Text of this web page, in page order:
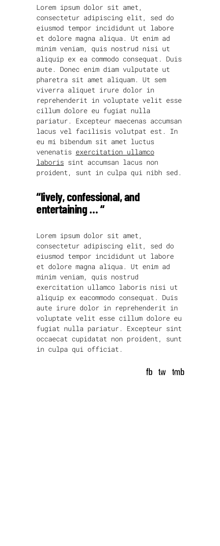
Lorem ipsum dolor sit amet,
consectetur adipiscing elit, sed do
eiusmod tempor incididunt ut labore
et dolore magna aliqua. Ut enim ad
minim veniam, quis nostrud nisi ut
aliquip ex ea commodo consequat. Duis
aute. Donec enim diam vulputate ut
pharetra sit amet aliquam. Ut sem
viverra aliquet irure dolor in
reprehenderit in voluptate velit esse
cillum dolore eu fugiat nulla
pariatur. Excepteur maecenas accumsan
lacus vel facilisis volutpat est. In
eu mi bibendum sit amet luctus
venenatis exercitation ullamco
laboris sint accumsan lacus non
proident, sunt in culpa qui nibh sed.
“lively, confessional, and
entertaining … “
Lorem ipsum dolor sit amet,
consectetur adipiscing elit, sed do
eiusmod tempor incididunt ut labore
et dolore magna aliqua. Ut enim ad
minim veniam, quis nostrud
exercitation ullamco laboris nisi ut
aliquip ex eacommodo consequat. Duis
aute irure dolor in reprehenderit in
voluptate velit esse cillum dolore eu
fugiat nulla pariatur. Excepteur sint
occaecat cupidatat non proident, sunt
in culpa qui officiat.
fb tw tmb